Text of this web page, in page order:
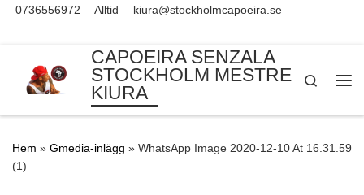
0736556972 Alltid kiura@stockholmcapoeira.se
CAPOEIRA SENZALA
STOCKHOLM MESTRE
KIURA
Search
Hem » Gmedia-inlägg » WhatsApp Image 2020-12-10 At 16.31.59
(1)